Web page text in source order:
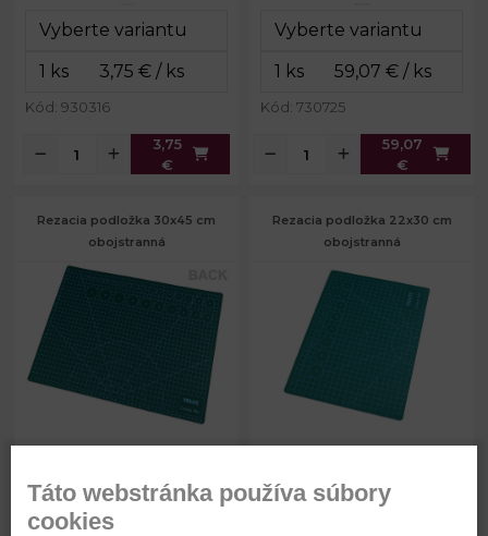
Kód: 930316
3,75
€
Kód: 730725
59,07
€
Rezacia podložka 30x45 cm
obojstranná
Hrúbka:
3 mm
Skladom
Rezacia podložka 22x30 cm
obojstranná
Hrúbka:
Skladom
Táto webstránka používa súbory
cookies